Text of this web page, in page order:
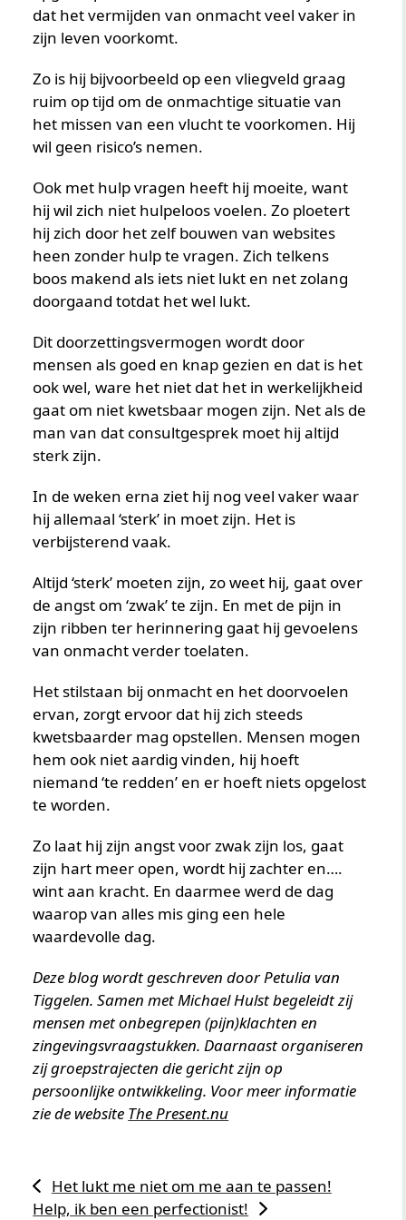
dat het vermijden van onmacht veel vaker in
zijn leven voorkomt.
Zo is hij bijvoorbeeld op een vliegveld graag
ruim op tijd om de onmachtige situatie van
het missen van een vlucht te voorkomen. Hij
wil geen risico’s nemen.
Ook met hulp vragen heeft hij moeite, want
hij wil zich niet hulpeloos voelen. Zo ploetert
hij zich door het zelf bouwen van websites
heen zonder hulp te vragen. Zich telkens
boos makend als iets niet lukt en net zolang
doorgaand totdat het wel lukt.
Dit doorzettingsvermogen wordt door
mensen als goed en knap gezien en dat is het
ook wel, ware het niet dat het in werkelijkheid
gaat om niet kwetsbaar mogen zijn. Net als de
man van dat consultgesprek moet hij altijd
sterk zijn.
In de weken erna ziet hij nog veel vaker waar
hij allemaal ‘sterk’ in moet zijn. Het is
verbijsterend vaak.
Altijd ‘sterk’ moeten zijn, zo weet hij, gaat over
de angst om ‘zwak’ te zijn. En met de pijn in
zijn ribben ter herinnering gaat hij gevoelens
van onmacht verder toelaten.
Het stilstaan bij onmacht en het doorvoelen
ervan, zorgt ervoor dat hij zich steeds
kwetsbaarder mag opstellen. Mensen mogen
hem ook niet aardig vinden, hij hoeft
niemand ‘te redden’ en er hoeft niets opgelost
te worden.
Zo laat hij zijn angst voor zwak zijn los, gaat
zijn hart meer open, wordt hij zachter en….
wint aan kracht. En daarmee werd de dag
waarop van alles mis ging een hele
waardevolle dag.
Deze blog wordt geschreven door Petulia van
Tiggelen. Samen met Michael Hulst begeleidt zij
mensen met onbegrepen (pijn)klachten en
zingevingsvraagstukken. Daarnaast organiseren
zij groepstrajecten die gericht zijn op
persoonlijke ontwikkeling. Voor meer informatie
zie de website The Present.nu
Het lukt me niet om me aan te passen!
Help, ik ben een perfectionist!